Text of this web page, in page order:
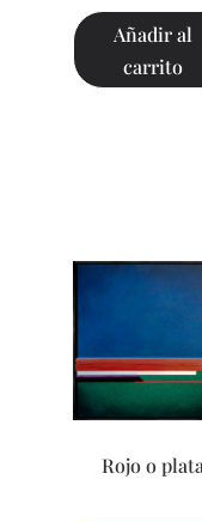
Añadir al
carrito
Rojo o plata